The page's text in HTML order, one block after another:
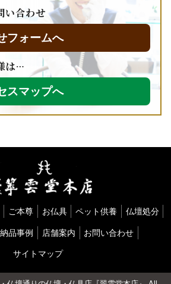
い合わせ
フォームへ
は…
スマップへ
ご本尊 お仏具 ペット供養
仏壇処分
納品事例 店舗案内
お問い合わせ
サイトマップ